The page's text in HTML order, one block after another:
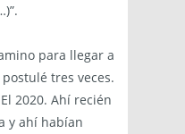
para llegar a
tres veces.
2020. Ahí recién
y ahí habían